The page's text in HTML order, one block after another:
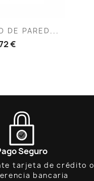
rápida
DE PARED...
€
Seguro
tarjeta de crédito o
bancaria